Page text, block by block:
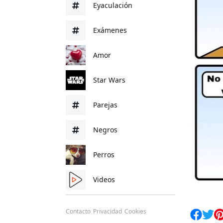
Eyaculación
Exámenes
Amor
Star Wars
Parejas
Negros
Perros
Videos
Contacto Privacidad Cookies